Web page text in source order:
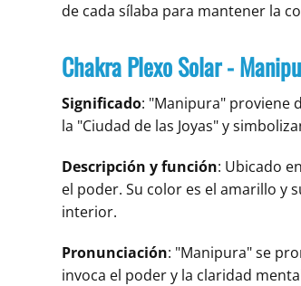
de cada sílaba para mantener la
Chakra Plexo Solar -
Significado: "Manipura" proviene
la "Ciudad de las Joyas" y
Descripción y función: Ubicado
el poder. Su color es el amarillo y
interior.
Pronunciación: "Manipura" se
invoca el poder y la claridad